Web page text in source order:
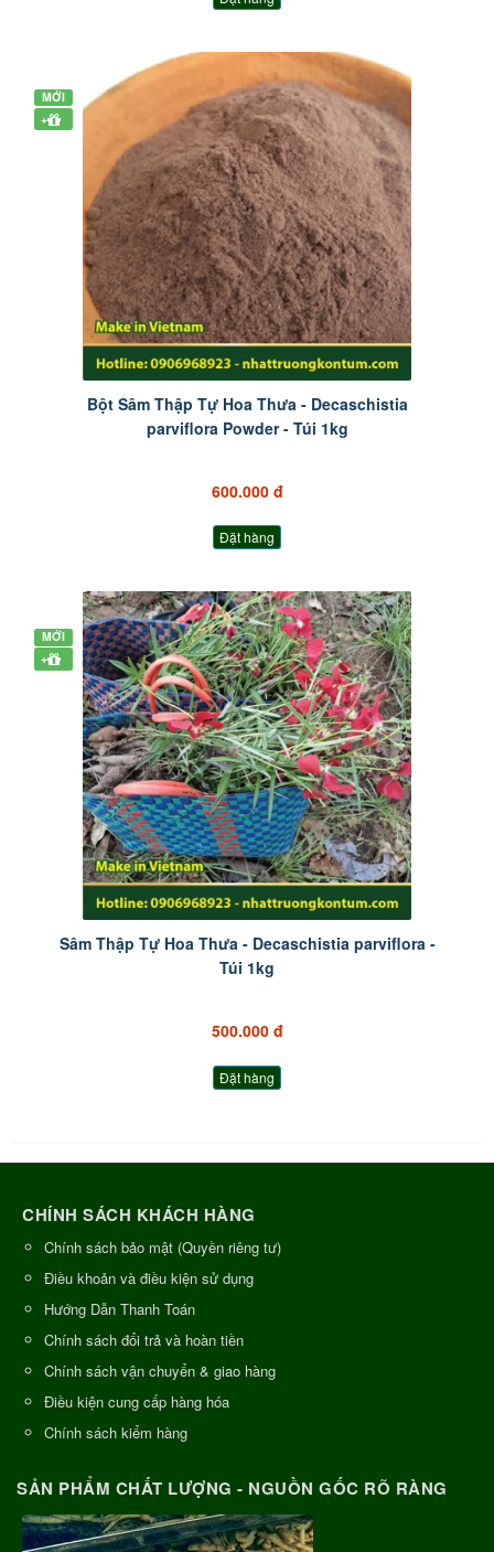
MỚI
+
Bột Sâm Thập Tự Hoa Thưa - Decaschistia
parviflora Powder - Túi 1kg
600.000 đ
Đặt hàng
MỚI
+
Sâm Thập Tự Hoa Thưa - Decaschistia parviflora -
Túi 1kg
500.000 đ
Đặt hàng
CHÍNH SÁCH KHÁCH HÀNG
Chính sách bảo mật (Quyền riêng tư)
Điều khoản và điều kiện sử dụng
Hướng Dẫn Thanh Toán
Chính sách đổi trả và hoàn tiền
Chính sách vận chuyển & giao hàng
Điều kiện cung cấp hàng hóa
Chính sách kiểm hàng
SẢN PHẨM CHẤT LƯỢNG - NGUỒN GỐC RÕ RÀNG